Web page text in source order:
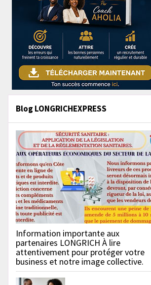
Blog LONGRICHEXPRESS
Information importante aux
partenaires LONGRICH À lire
attentivement pour protéger votre
business et notre image collective.